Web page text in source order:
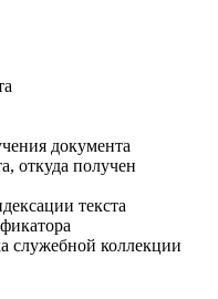
документа
откуда получен
текста
служебной коллекции